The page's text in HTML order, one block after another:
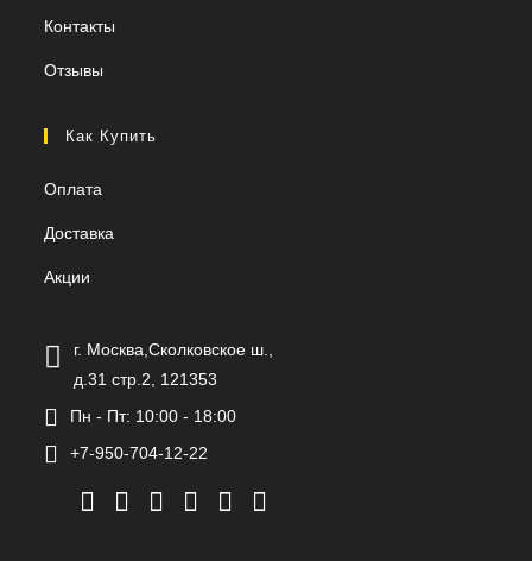
Контакты
Отзывы
Как Купить
Оплата
Доставка
Акции
г. Москва,Сколковское ш.,
д.31 стр.2, 121353
Пн - Пт: 10:00 - 18:00
+7-950-704-12-22